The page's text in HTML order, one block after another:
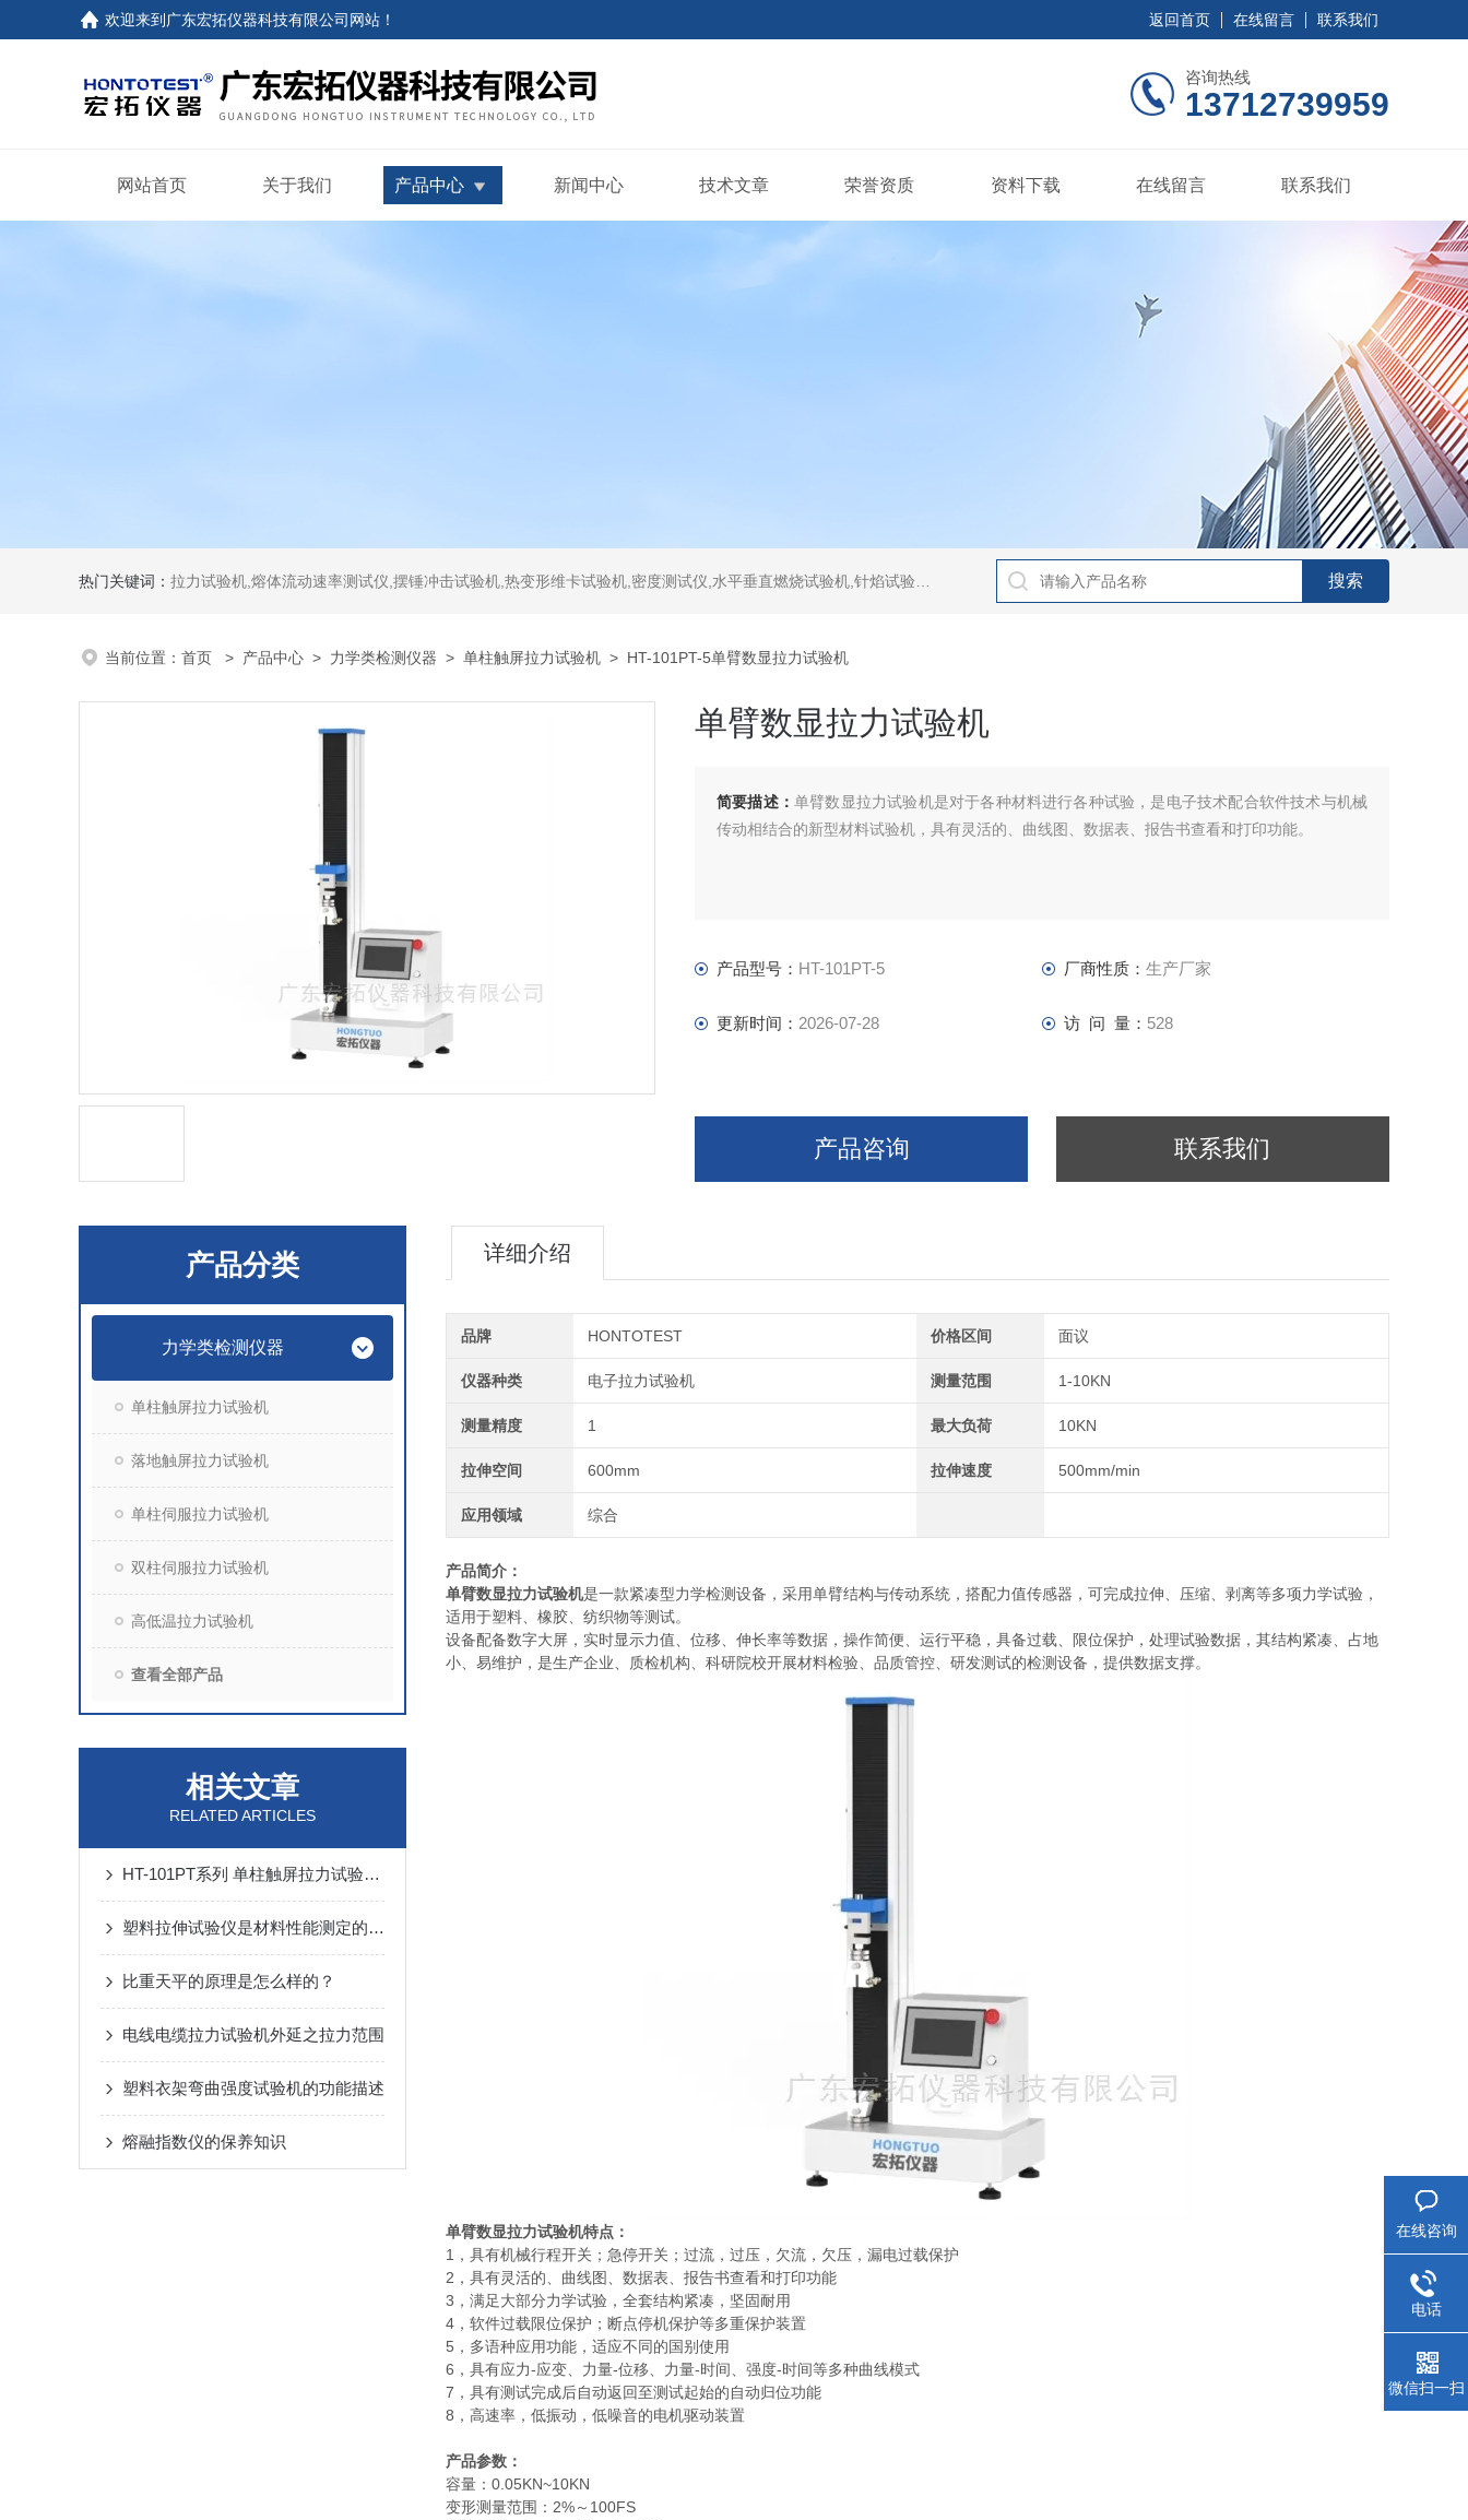
欢迎来到 广东宏拓仪器科技有限公司网站 ！ 返回首页 在线留言 联系我们
咨询热线
13712739959
网站首页 关于我们 产品中心 新闻中心 技术文章 荣誉资质 资料下载 在线留言 联系我们
热门关键词： 拉力试验机,熔体流动速率测试仪,摆锤冲击试验机,热变形维卡试验机,密度测试仪,水平垂直燃烧试验机,针焰试验机,恒温恒湿试验机,UV紫外线老化试验机,DSC差示扫描量热仪
当前位置： 首页 > 产品中心 > 力学类检测仪器 > 单柱触屏拉力试验机 > HT-101PT-5单臂数显拉力试验机
单臂数显拉力试验机
简要描述： 单臂数显拉力试验机是对于各种材料进行各种试验，是电子技术配合软件技术与机械
传动相结合的新型材料试验机，具有灵活的、曲线图、数据表、报告书查看和打印功能。
产品型号： HT-101PT-5 厂商性质： 生产厂家
更新时间： 2026-07-28 访 问 量： 528
产品咨询 联系我们
产品分类
力学类检测仪器
单柱触屏拉力试验机
落地触屏拉力试验机
单柱伺服拉力试验机
双柱伺服拉力试验机
高低温拉力试验机
查看全部产品
相关文章
RELATED ARTICLES
HT-101PT系列 单柱触屏拉力试验机知识介绍
塑料拉伸试验仪是材料性能测定的好帮手
比重天平的原理是怎么样的？
电线电缆拉力试验机外延之拉力范围
塑料衣架弯曲强度试验机的功能描述
熔融指数仪的保养知识
详细介绍
品牌 HONTOTEST 价格区间 面议
仪器种类 电子拉力试验机 测量范围 1-10KN
测量精度 1 最大负荷 10KN
拉伸空间 600mm 拉伸速度 500mm/min
应用领域 综合
产品简介：
单臂数显拉力试验机是一款紧凑型力学检测设备，采用单臂结构与传动系统，搭配力值传感器，可完成拉伸、压缩、剥离等多项力学试验，
适用于塑料、橡胶、纺织物等测试。
设备配备数字大屏，实时显示力值、位移、伸长率等数据，操作简便、运行平稳，具备过载、限位保护，处理试验数据，其结构紧凑、占地
小、易维护，是生产企业、质检机构、科研院校开展材料检验、品质管控、研发测试的检测设备，提供数据支撑。
单臂数显拉力试验机特点：
1，具有机械行程开关；急停开关；过流，过压，欠流，欠压，漏电过载保护
2，具有灵活的、曲线图、数据表、报告书查看和打印功能
3，满足大部分力学试验，全套结构紧凑，坚固耐用
4，软件过载限位保护；断点停机保护等多重保护装置
5，多语种应用功能，适应不同的国别使用
6，具有应力-应变、力量-位移、力量-时间、强度-时间等多种曲线模式
7，具有测试完成后自动返回至测试起始的自动归位功能
8，高速率，低振动，低噪音的电机驱动装置
产品参数：
容量：0.05KN~10KN
变形测量范围：2%～100FS
在线咨询
电话
微信扫一扫